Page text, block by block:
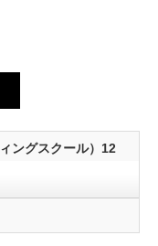
ングスクール）12